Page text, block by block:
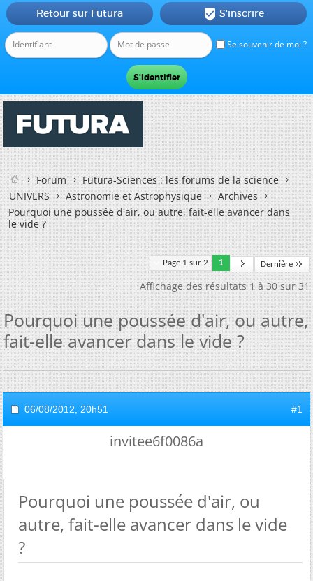
Se souvenir de moi ?
Retour sur Futura  S'inscrire
Forum
Futura-Sciences : les forums de la science
UNIVERS
Astronomie et Astrophysique
Archives
Pourquoi une poussée d'air, ou autre, fait-elle avancer dans
le vide ?
Page 1 sur 2 1 Dernière
Affichage des résultats 1 à 30 sur 31
Pourquoi une poussée d'air, ou autre,
fait-elle avancer dans le vide ?
06/08/2012, 20h51 #1
invitee6f0086a
Pourquoi une poussée d'air, ou
autre, fait-elle avancer dans le vide
?